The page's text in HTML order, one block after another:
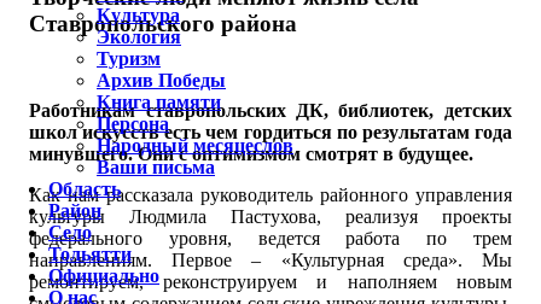
Ставропольского района
Работникам ставропольских ДК, библиотек, детских
школ искусств есть чем гордиться по результатам года
минувшего. Они с оптимизмом смотрят в будущее.
Как нам рассказала руководитель районного управления
культуры Людмила Пастухова, реализуя проекты
федерального уровня, ведется работа по трем
направлениям. Первое – «Культурная среда». Мы
ремонтируем, реконструируем и наполняем новым
Культура
Экология
Туризм
Архив Победы
Книга памяти
Персона
Народный месяцеслов
Ваши письма
Область
Район
Село
Тольятти
Официально
О нас